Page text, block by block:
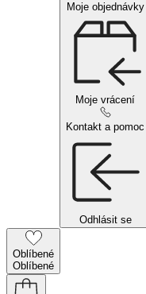
Moje objednávky
Moje vrácení
Kontakt a pomoc
Odhlásit se
Oblíbené
Oblíbené